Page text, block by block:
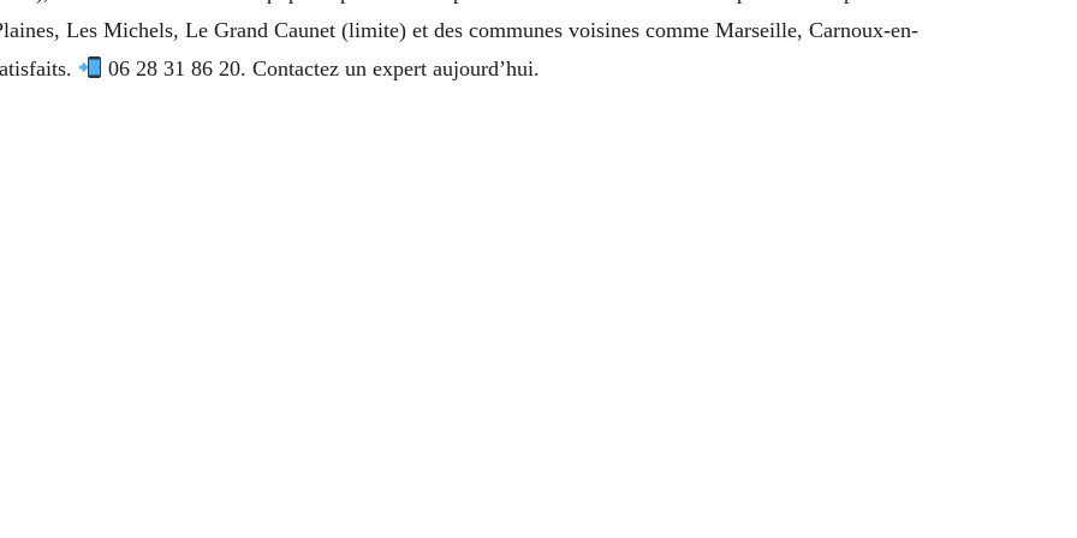
Les Michels, Le Grand Caunet (limite) et des communes voisines comme Marseille, Carnoux-en-
06 28 31 86 20. Contactez un expert aujourd’hui.